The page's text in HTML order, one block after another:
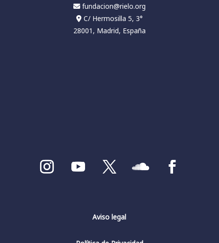
fundacion@rielo.org
C/ Hermosilla 5, 3°
28001, Madrid, España
Aviso legal